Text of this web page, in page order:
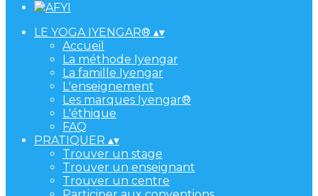
LE YOGA IYENGAR® ▴▾
Accueil
La méthode Iyengar
La famille Iyengar
L'enseignement
Les marques Iyengar®
L'éthique
FAQ
PRATIQUER ▴▾
Trouver un stage
Trouver un enseignant
Trouver un centre